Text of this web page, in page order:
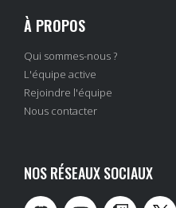
À PROPOS
Qui sommes-nous ?
L'équipe active
Rejoindre l'équipe
Nous contacter
NOS RÉSEAUX SOCIAUX